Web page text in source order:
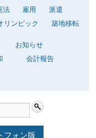
法 雇用
派遣
リンピック 築地移転
お知らせ
会計報告
フォン版